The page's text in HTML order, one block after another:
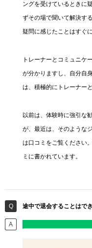
ングを受けているときに
ずその場で聞いて解決す
疑問に感じたことはすぐ
トレーナーとコミュニケ
が分かりますし、自分自
は、積極的にトレーナー
以前は、体験時に強引な
が、最近は、そのような
は口コミをご覧ください
ミに書かれています。
途中で退会することはで